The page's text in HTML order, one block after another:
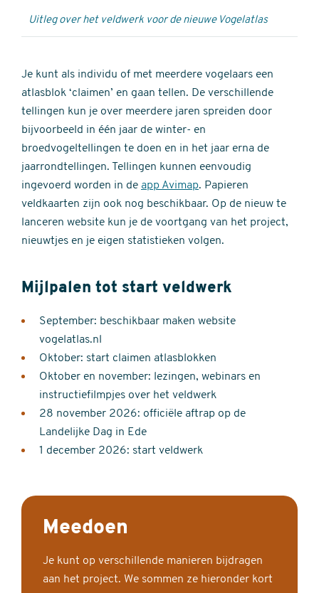
Uitleg over het veldwerk voor de nieuwe Vogelatlas
Je kunt als individu of met meerdere vogelaars een
atlasblok ‘claimen’ en gaan tellen. De verschillende
tellingen kun je over meerdere jaren spreiden door
bijvoorbeeld in één jaar de winter- en
broedvogeltellingen te doen en in het jaar erna de
jaarrondtellingen. Tellingen kunnen eenvoudig
ingevoerd worden in de app Avimap. Papieren
veldkaarten zijn ook nog beschikbaar. Op de nieuw te
lanceren website kun je de voortgang van het project,
nieuwtjes en je eigen statistieken volgen.
Mijlpalen tot start veldwerk
September: beschikbaar maken website
vogelatlas.nl
Oktober: start claimen atlasblokken
Oktober en november: lezingen, webinars en
instructiefilmpjes over het veldwerk
28 november 2026: officiële aftrap op de
Landelijke Dag in Ede
1 december 2026: start veldwerk
Meedoen
Je kunt op verschillende manieren bijdragen
aan het project. We sommen ze hieronder kort